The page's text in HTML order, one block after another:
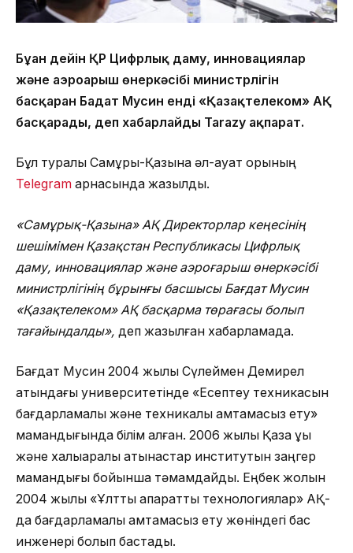
Бұған дейін ҚР Цифрлық даму, инновациялар
және аэроғарыш өнеркәсібі министрлігін
басқарған Бағдат Мусин енді «Қазақтелеком» АҚ
басқарады, деп хабарлайды Tarazy ақпарат.
Бұл туралы Самұрық-Қазына әл-ауқат қорының
Telegram арнасында жазылды.
«Самұрық-Қазына» АҚ Директорлар кеңесінің
шешімімен Қазақстан Республикасы Цифрлық
даму, инновациялар және аэроғарыш өнеркәсібі
министрлігінің бұрынғы басшысы Бағдат Мусин
«Қазақтелеком» АҚ басқарма төрағасы болып
тағайындалды», деп жазылған хабарламада.
Бағдат Мусин 2004 жылы Сүлеймен Демирел
атындағы университетінде «Есептеу техникасын
бағдарламалық және техникалық қамтамасыз ету»
мамандығында білім алған. 2006 жылы Қазақ құқық
және халықаралық қатынастар институтын заңгер
мамандығы бойынша тәмамдайды. Еңбек жолын
2004 жылы «Ұлттық ақпараттық технологиялар» АҚ-
да бағдарламалық қамтамасыз ету жөніндегі бас
инженері болып бастады.